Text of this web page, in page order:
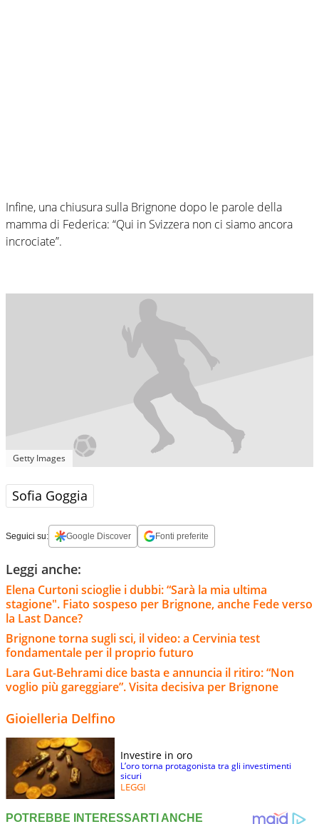
Infine, una chiusura sulla Brignone dopo le parole della
mamma di Federica: “Qui in Svizzera non ci siamo ancora
incrociate”.
Getty Images
Sofia Goggia
Seguici su: Google Discover Fonti preferite
Leggi anche:
Elena Curtoni scioglie i dubbi: “Sarà la mia ultima
stagione". Fiato sospeso per Brignone, anche Fede verso
la Last Dance?
Brignone torna sugli sci, il video: a Cervinia test
fondamentale per il proprio futuro
Lara Gut-Behrami dice basta e annuncia il ritiro: “Non
voglio più gareggiare”. Visita decisiva per Brignone
Gioielleria Delfino
Investire in oro
L’oro torna protagonista tra gli investimenti
sicuri
LEGGI